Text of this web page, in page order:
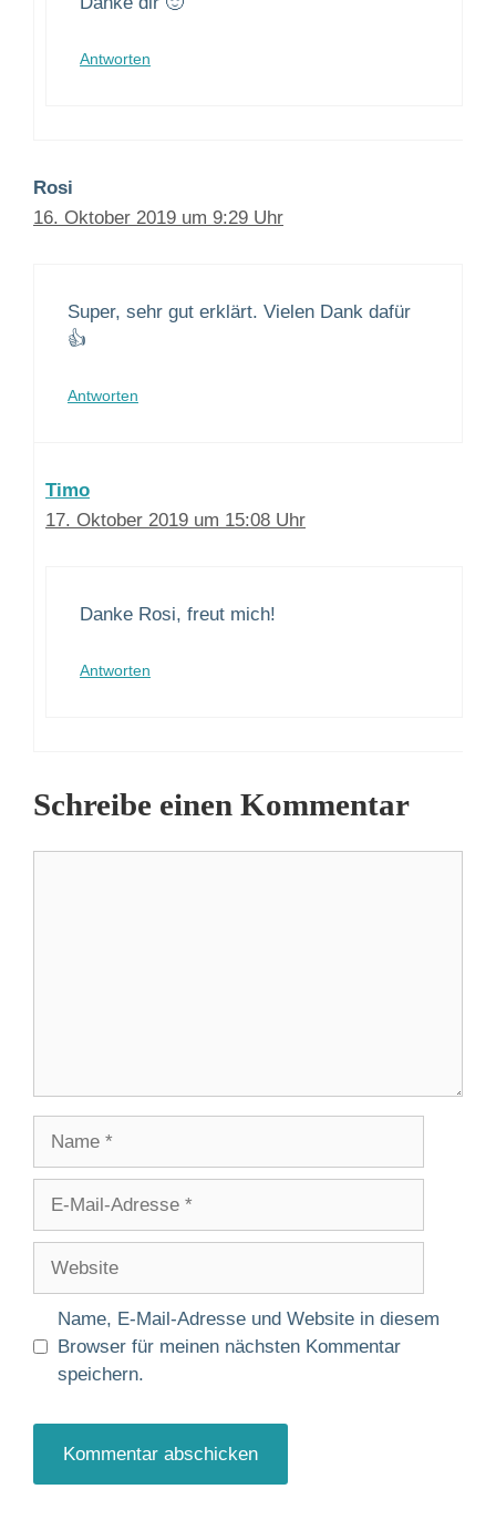
Antworten
Rosi
16. Oktober 2019 um 9:29 Uhr
Super, sehr gut erklärt. Vielen Dank dafür
👍
Antworten
Timo
17. Oktober 2019 um 15:08 Uhr
Danke Rosi, freut mich!
Antworten
Schreibe einen Kommentar
Adresse
Name, E-Mail-Adresse und Website in diesem
Browser für meinen nächsten Kommentar
speichern.